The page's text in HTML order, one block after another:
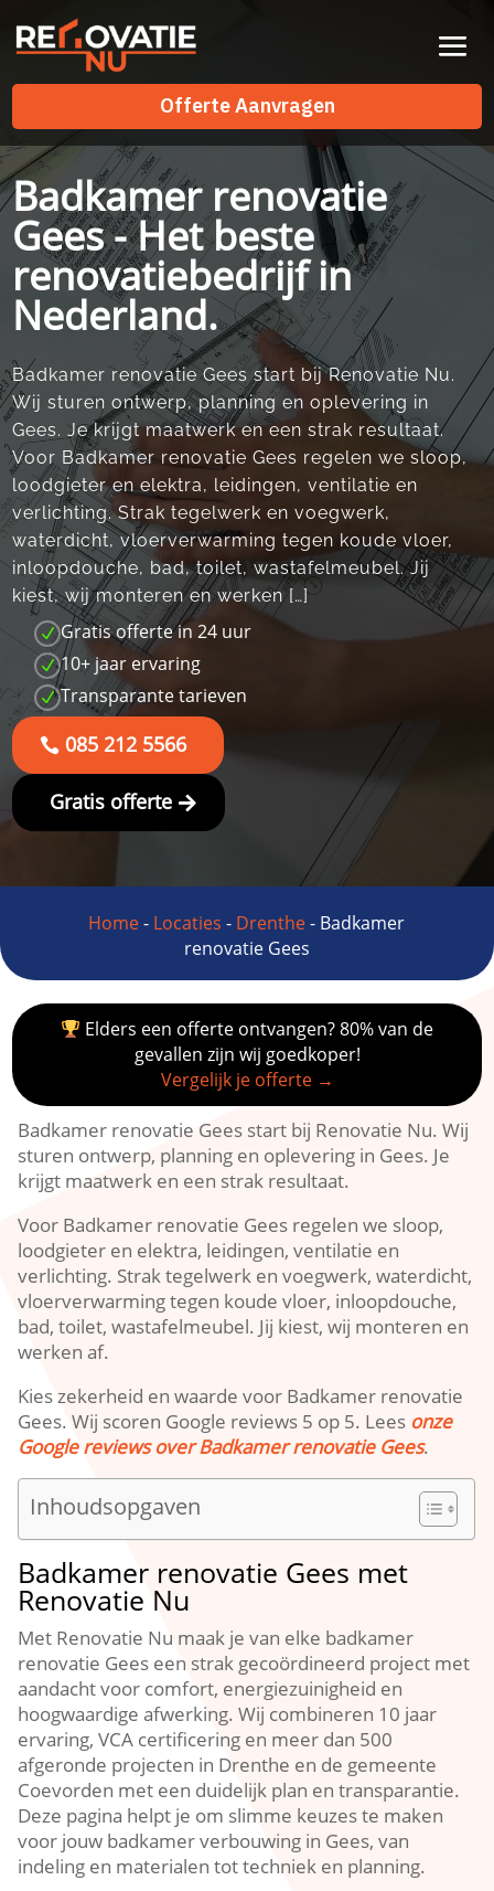
Offerte Aanvragen
Offerte Aanvragen
Badkamer renovatie
Gees - Het beste
renovatiebedrijf in
Nederland.
Badkamer renovatie Gees start bij Renovatie Nu.
Wij sturen ontwerp, planning en oplevering in
Gees. Je krijgt maatwerk en een strak resultaat.
Voor Badkamer renovatie Gees regelen we sloop,
loodgieter en elektra, leidingen, ventilatie en
verlichting. Strak tegelwerk en voegwerk,
waterdicht, vloerverwarming tegen koude vloer,
inloopdouche, bad, toilet, wastafelmeubel. Jij
kiest, wij monteren en werken […]
N Gratis offerte in 24 uur
N 10+ jaar ervaring
N Transparante tarieven
085 212 5566
Gratis offerte
Home- Locaties - Drenthe- Badkamer
renovatie Gees
Elders een offerte ontvangen? 80% van de
gevallen zijn wij goedkoper!
Vergelijk je offerte →
Badkamer renovatie Gees start bij Renovatie Nu. Wij
sturen ontwerp, planning en oplevering in Gees. Je
krijgt maatwerk en een strak resultaat.
Voor Badkamer renovatie Gees regelen we sloop,
loodgieter en elektra, leidingen, ventilatie en
verlichting. Strak tegelwerk en voegwerk, waterdicht,
vloerverwarming tegen koude vloer, inloopdouche,
bad, toilet, wastafelmeubel. Jij kiest, wij monteren en
werken af.
Kies zekerheid en waarde voor Badkamer renovatie
Gees. Wij scoren Google reviews 5 op 5. Lees onze
Google reviews over Badkamer renovatie Gees.
Inhoudsopgaven
Badkamer renovatie Gees met
Renovatie Nu
Met Renovatie Nu maak je van elke badkamer
renovatie Gees een strak gecoördineerd project met
aandacht voor comfort, energiezuinigheid en
hoogwaardige afwerking. Wij combineren 10 jaar
ervaring, VCA certificering en meer dan 500
afgeronde projecten in Drenthe en de gemeente
Coevorden met een duidelijk plan en transparantie.
Deze pagina helpt je om slimme keuzes te maken
voor jouw badkamer verbouwing in Gees, van
indeling en materialen tot techniek en planning.